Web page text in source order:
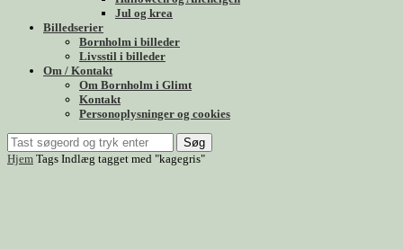
Jul og krea
Billedserier
Bornholm i billeder
Livsstil i billeder
Om / Kontakt
Om Bornholm i Glimt
Kontakt
Personoplysninger og cookies
Søg
Hjem Tags Indlæg tagget med "kagegris"